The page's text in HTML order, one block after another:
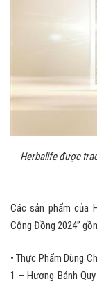
Herbalife được
Các sản phẩm của
Cộng Đồng 2024”
• Thực Phẩm Dùng
1 – Hương Bánh